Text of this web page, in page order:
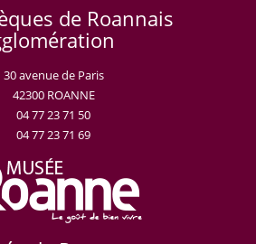
de Roannais
30 avenue de Paris
42300 ROANNE
04 77 23 71 50
04 77 23 71 69